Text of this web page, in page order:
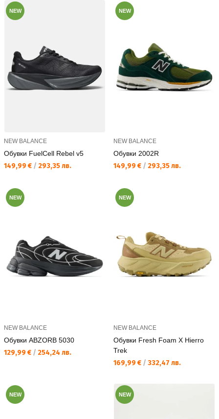
NEW
NEW BALANCE
Обувки FuelCell Rebel v5
Текуща цена:
149,99 € / 293,35 лв.
NEW
NEW BALANCE
Обувки 2002R
Текуща цена:
149,99 € / 293,35 лв.
NEW
NEW BALANCE
Обувки ABZORB 5030
Текуща цена:
129,99 € / 254,24 лв.
NEW
NEW BALANCE
Обувки Fresh Foam X Hierro
Trek
Текуща цена:
169,99 € / 332,47 лв.
NEW NEW